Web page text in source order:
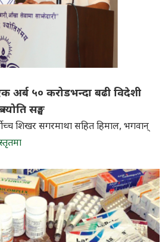
अर्ब ५० करोडभन्दा बढी विदेशी
सङ्घ
शिखर सगरमाथा सहित हिमाल, भगवान्